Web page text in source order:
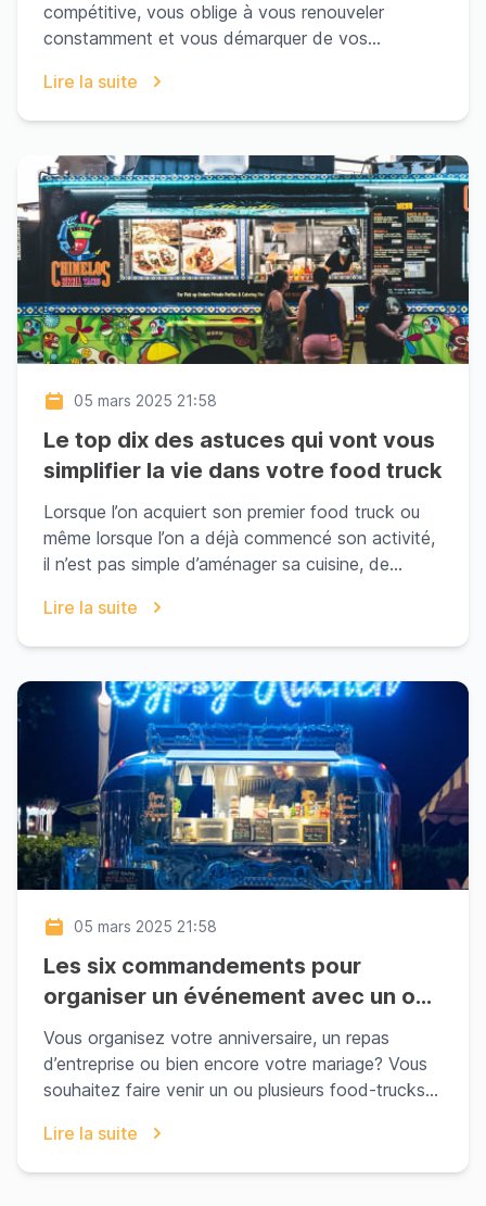
compétitive, vous oblige à vous renouveler
constamment et vous démarquer de vos
Lire la suite
05 mars 2025 21:58
Le top dix des astuces qui vont vous
simplifier la vie dans votre food truck
Lorsque l’on acquiert son premier food truck ou
même lorsque l’on a déjà commencé son activité,
il n’est pas simple d’aménager sa cuisine, de
Lire la suite
05 mars 2025 21:58
Les six commandements pour
organiser un événement avec un ou
des food trucks
Vous organisez votre anniversaire, un repas
d’entreprise ou bien encore votre mariage? Vous
souhaitez faire venir un ou plusieurs food-trucks
Lire la suite